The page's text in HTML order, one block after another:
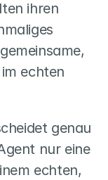
ihren
echten
genau
nur eine
echten,